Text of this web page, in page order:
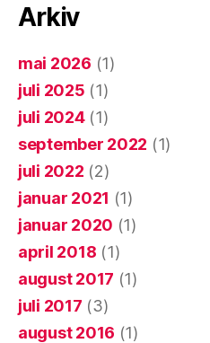
Arkiv
mai 2026 (1)
juli 2025 (1)
juli 2024(1)
september 2022 (1)
juli 2022 (2)
januar 2021 (1)
januar 2020 (1)
april 2018 (1)
august 2017 (1)
juli 2017 (3)
august 2016 (1)